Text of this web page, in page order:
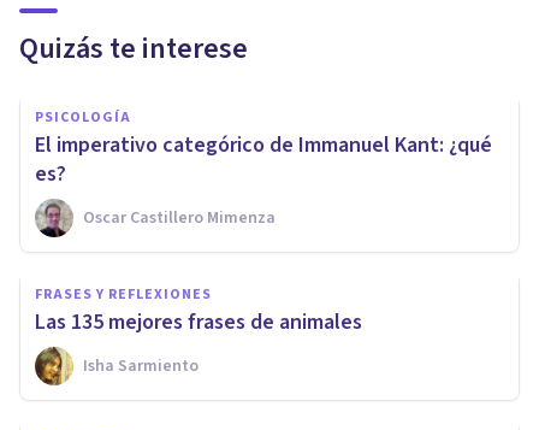
Quizás te interese
PSICOLOGÍA
El imperativo categórico de Immanuel Kant: ¿qué
es?
Oscar Castillero Mimenza
FRASES Y REFLEXIONES
Las 135 mejores frases de animales
Isha Sarmiento